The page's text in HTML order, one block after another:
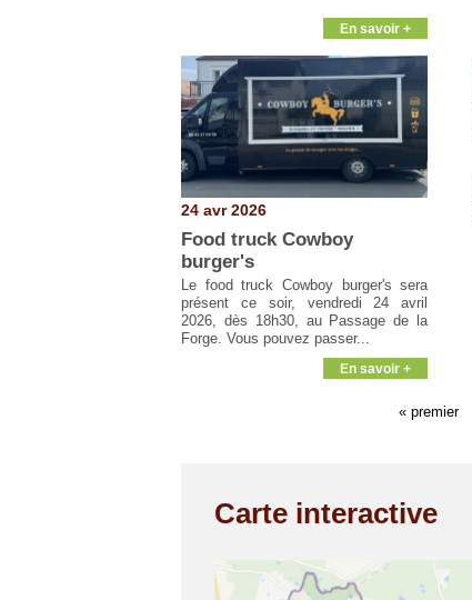
En savoir +
24 avr 2026
Food truck Cowboy
burger's
Le food truck Cowboy burger's sera
présent ce soir, vendredi 24 avril
2026, dès 18h30, au Passage de la
Forge. Vous pouvez passer...
En savoir +
« premier
Carte interactive